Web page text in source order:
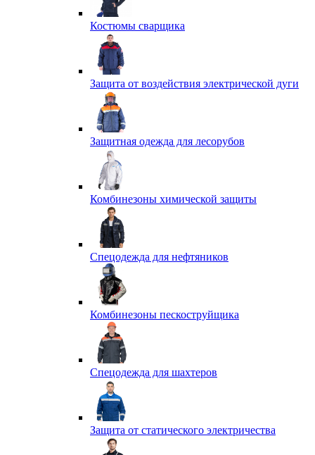
Костюмы сварщика
Защита от воздействия электрической дуги
Защитная одежда для лесорубов
Комбинезоны химической защиты
Спецодежда для нефтяников
Комбинезоны пескоструйщика
Спецодежда для шахтеров
Защита от статического электричества